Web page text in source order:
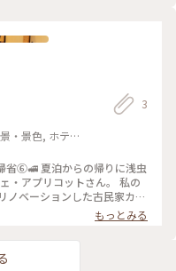
・景色, ホテ
3
省⑥🚅 夏泊からの帰りに浅虫
・アプリコットさん。 私の
ノベーションした古民家カフ
たらしくオシャレカフェにな
チ美味しかったです🎵
アプリコット #ワンプレート
前のもののようです。
もっとみる